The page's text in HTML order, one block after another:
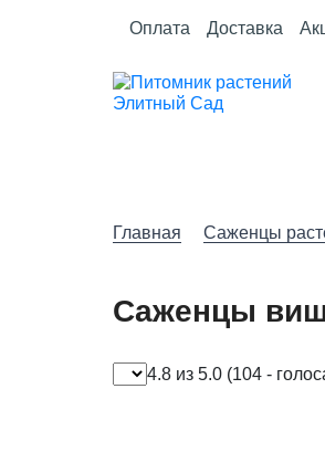
Оплата Доставка
Главная Саженцы
Саженцы
4.8 из 5.0 (104 -